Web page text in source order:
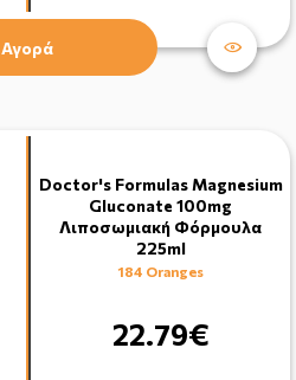
Αγορά
Doctor's Formulas Magnesium
Gluconate 100mg
Λιποσωμιακή Φόρμουλα
225ml
184 Oranges
22.79€